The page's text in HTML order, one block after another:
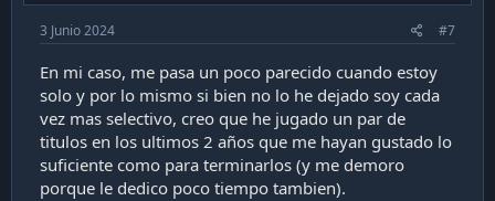
3 Junio 2024 #7
En mi caso, me pasa un poco parecido cuando estoy
solo y por lo mismo si bien no lo he dejado soy cada
vez mas selectivo, creo que he jugado un par de
titulos en los ultimos 2 años que me hayan gustado lo
suficiente como para terminarlos (y me demoro
porque le dedico poco tiempo tambien).